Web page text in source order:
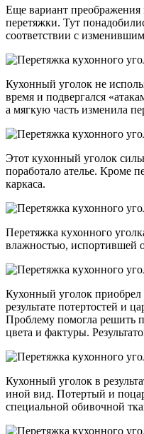
Еще вариант преображения
перетяжки. Тут
соответствии с
Кухонный уголок не
время и подвергался
а мягкую часть изменила
Этот кухонный уголок
поработало ателье. Кроме
каркаса.
Перетяжка кухонного
влажностью, испортившей
Кухонный уголок
результате потертостей и
Проблему помогла решить
цвета и фактуры.
Кухонный уголок в
иной вид. Потертый и
специальной обивочной